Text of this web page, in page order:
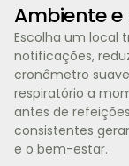
Ambiente
Escolha um local
notificações,
cronômetro
respiratório a
antes de
consistentes
e o bem-estar.